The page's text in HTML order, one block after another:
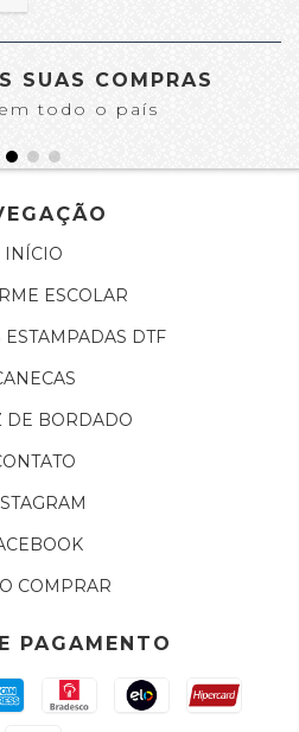
SUAS COMPRAS
todo o país
INÍCIO
ESCOLAR
ESTAMPADAS DTF
DE BORDADO
COMPRAR
PAGAMENTO